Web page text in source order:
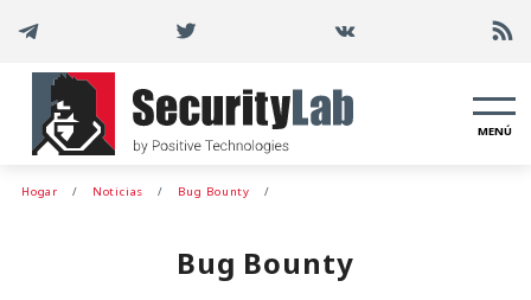
MENÚ
Hogar Noticias Bug Bounty
Bug Bounty